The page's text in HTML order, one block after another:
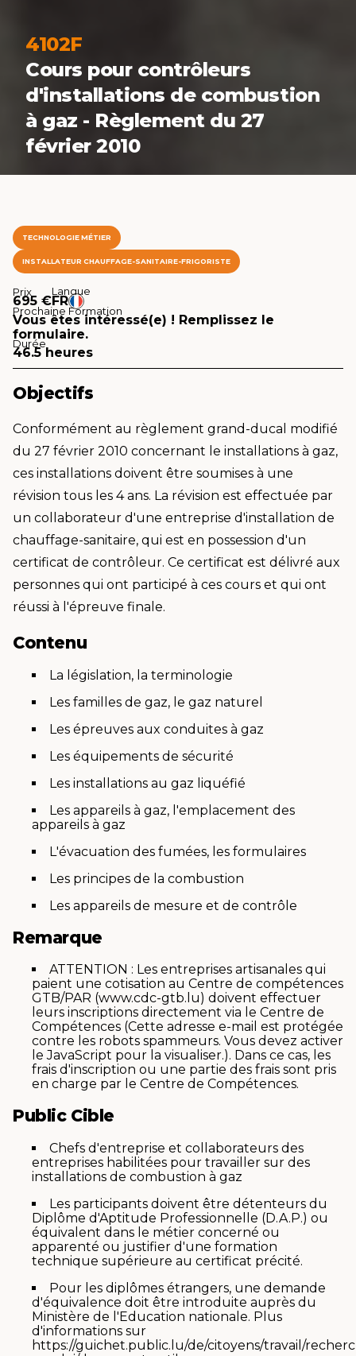
4102F
Cours pour contrôleurs
d'installations de combustion
à gaz - Règlement du 27
février 2010
TECHNOLOGIE MÉTIER
INSTALLATEUR CHAUFFAGE-SANITAIRE-FRIGORISTE
Prix
695 €
Langue
FR
Prochaine Formation
Vous êtes intéressé(e) ! Remplissez le
formulaire.
Durée
46.5 heures
Objectifs
Conformément au règlement grand-ducal modifié
du 27 février 2010 concernant le installations à gaz,
ces installations doivent être soumises à une
révision tous les 4 ans. La révision est effectuée par
un collaborateur d'une entreprise d'installation de
chauffage-sanitaire, qui est en possession d'un
certificat de contrôleur. Ce certificat est délivré aux
personnes qui ont participé à ces cours et qui ont
réussi à l'épreuve finale.
Contenu
La législation, la terminologie
Les familles de gaz, le gaz naturel
Les épreuves aux conduites à gaz
Les équipements de sécurité
Les installations au gaz liquéfié
Les appareils à gaz, l'emplacement des
appareils à gaz
L'évacuation des fumées, les formulaires
Les principes de la combustion
Les appareils de mesure et de contrôle
Remarque
ATTENTION : Les entreprises artisanales qui
paient une cotisation au Centre de compétences
GTB/PAR (www.cdc-gtb.lu) doivent effectuer
leurs inscriptions directement via le Centre de
Compétences (Cette adresse e-mail est protégée
contre les robots spammeurs. Vous devez activer
le JavaScript pour la visualiser.). Dans ce cas, les
frais d'inscription ou une partie des frais sont pris
en charge par le Centre de Compétences.
Public Cible
Chefs d'entreprise et collaborateurs des
entreprises habilitées pour travailler sur des
installations de combustion à gaz
Les participants doivent être détenteurs du
Diplôme d'Aptitude Professionnelle (D.A.P.) ou
équivalent dans le métier concerné ou
apparenté ou justifier d'une formation
technique supérieure au certificat précité.
Pour les diplômes étrangers, une demande
d'équivalence doit être introduite auprès du
Ministère de l'Education nationale. Plus
d'informations sur
https://guichet.public.lu/de/citoyens/travail/